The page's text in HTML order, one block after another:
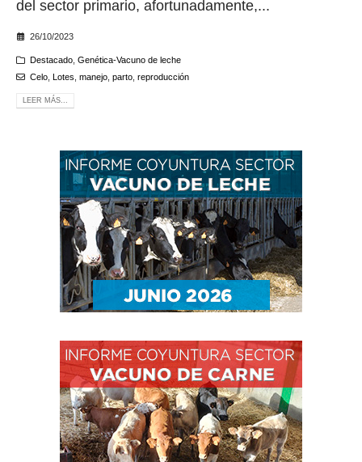
del sector primario, afortunadamente,...
26/10/2023
Destacado, Genética-Vacuno de leche
Celo, Lotes manejo, parto, reproducción
LEER MÁS...